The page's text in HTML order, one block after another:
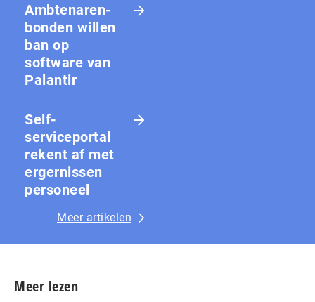
Amb­te­na­ren­
bon­den willen
ban op
software van
Palantir
Self-
serviceportal
rekent af met
ergernissen
personeel
Meer artikelen
Meer lezen